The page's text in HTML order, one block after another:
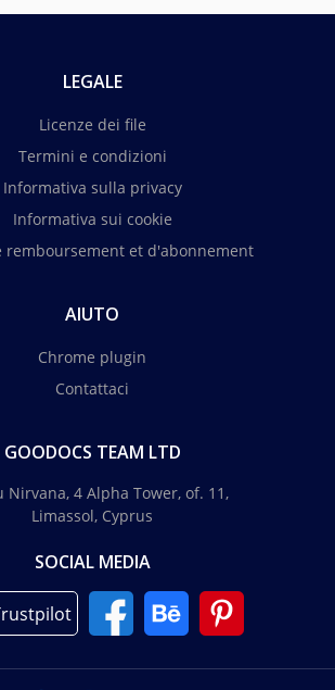
LEGALE
Licenze dei file
Termini e condizioni
Informativa sulla privacy
Informativa sui cookie
remboursement et d'abonnement
AIUTO
Chrome plugin
Contattaci
GOODOCS TEAM LTD
Nirvana, 4 Alpha Tower, of. 11,
Limassol, Cyprus
SOCIAL MEDIA